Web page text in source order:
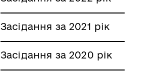
Засідання за 2021 рік
Засідання за 2020 рік